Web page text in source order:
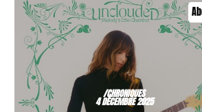
/CHRONIQUES
4 DÉCEMBRE 2025